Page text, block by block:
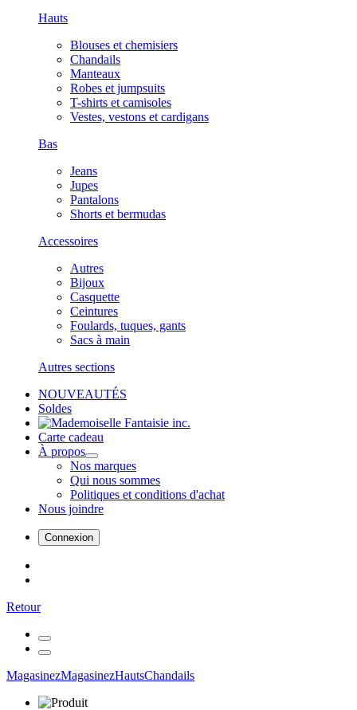
Hauts
Blouses et chemisiers
Chandails
Manteaux
Robes et jumpsuits
T-shirts et camisoles
Vestes, vestons et cardigans
Bas
Jeans
Jupes
Pantalons
Shorts et bermudas
Accessoires
Autres
Bijoux
Casquette
Ceintures
Foulards, tuques, gants
Sacs à main
Autres sections
NOUVEAUTÉS
Soldes
Carte cadeau
À propos
Nos marques
Qui nous sommes
Politiques et conditions d'achat
Nous joindre
Connexion
Retour
MagasinezMagasinezHautsChandails